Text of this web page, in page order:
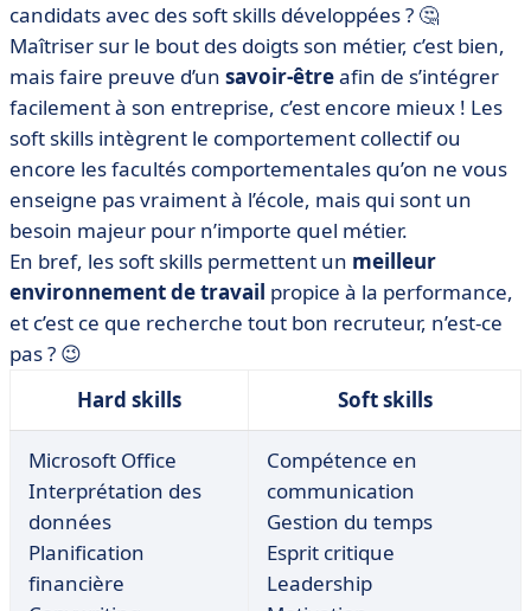
candidats avec des soft skills développées ? 🤔
Maîtriser sur le bout des doigts son métier, c’est bien,
mais faire preuve d’un savoir-êtreafin de s’intégrer
facilement à son entreprise, c’est encore mieux ! Les
soft skills intègrent le comportement collectif ou
encore les facultés comportementales qu’on ne vous
enseigne pas vraiment à l’école, mais qui sont un
besoin majeur pour n’importe quel métier.
En bref, les soft skills permettent un meilleur
environnement de travail propice à la performance,
et c’est ce que recherche tout bon recruteur, n’est-ce
pas ? 😉
Hard skills
Soft skills
Microsoft Office
Interprétation des
données
Planification
financière
Compétence en
communication
Gestion du temps
Esprit critique
Leadership